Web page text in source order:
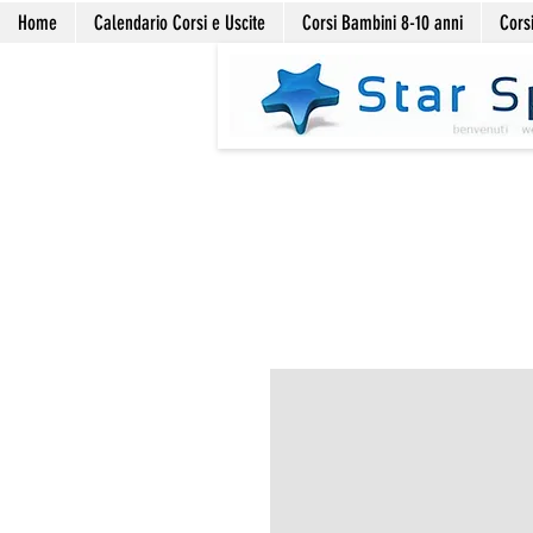
Home Calendario Corsi e Uscite Corsi Bambini 8-10 anni